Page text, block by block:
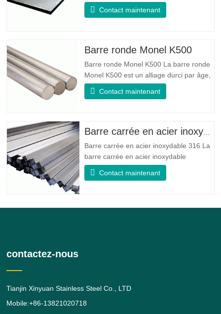
standard de qualité duplex. Il a la
microstructure d'un rapport
stabilité mécanique fiable, de ductilité et
Contact maintenant
Barre ronde Monel K500
Barre ronde Monel K500 La barre ronde
Monel K500 est un alliage durci par âge,
dont la composition de base se compose
d'éléments comme le nickel et le cuivre.
la résistance à la fatigue et la résistance
Contact maintenant
Barre carrée en acier inoxydable 316
Barre carrée en acier inoxydable 316 La
barre carrée en acier inoxydable
316/316L est une barre en alliage d'acier
inoxydable 316/316L de forme carrée.
Contact maintenant
contactez-nous
Tianjin Xinyuan Stainless Steel Co., LTD
Mobile:+86-13821020718